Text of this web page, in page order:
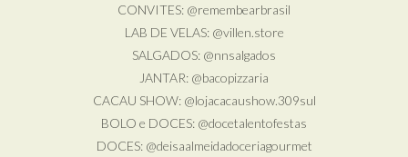
CONVITES: @remembearbrasil
LAB DE VELAS: @villen.store
SALGADOS: @nnsalgados
JANTAR: @bacopizzaria
CACAU SHOW: @lojacacaushow.309sul
BOLO e DOCES: @docetalentofestas
DOCES: @deisaalmeidadoceriagourmet